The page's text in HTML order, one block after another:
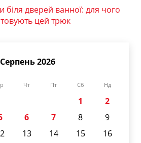
біля дверей ванної: для чого
цей трюк
Серпень 2026
Чт Пт Сб Нд
1
2
6 7 8
9
13 14 15
16